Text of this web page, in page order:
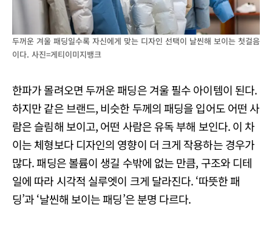
두꺼운 겨울 패딩일수록 자신에게 맞는 디자인 선택이 날씬해 보이는 첫걸음
이다. 사진=게티이미지뱅크
한파가 몰려오면 두꺼운 패딩은 겨울 필수 아이템이 된다.
하지만 같은 브랜드, 비슷한 두께의 패딩을 입어도 어떤 사
람은 슬림해 보이고, 어떤 사람은 유독 부해 보인다. 이 차
이는 체형보다 디자인의 영향이 더 크게 작용하는 경우가
많다. 패딩은 볼륨이 생길 수밖에 없는 만큼, 구조와 디테
일에 따라 시각적 실루엣이 크게 달라진다. ‘따뜻한 패
딩’과 ‘날씬해 보이는 패딩’은 분명 다르다.